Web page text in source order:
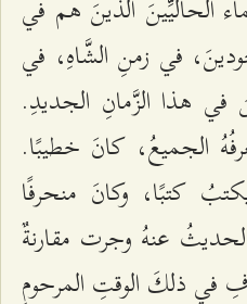
الحالیِّینَ الذینَ هم في
في زمنِ الشَّاهِ، في
في هذا الزَّمانِ الجدیدِ.
الجمیعُ، كانَ خطیبًا.
كتبًا، وكانَ منحرفًا
عنهُ وجرت مقارنةٌ
في ذلكَ الوقتِ المرحومِ